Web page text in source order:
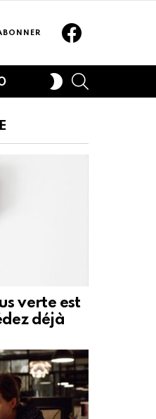
SWITCH
SKIN
verte est
déjà